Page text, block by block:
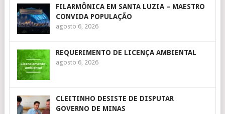
FILARMÔNICA EM SANTA LUZIA – MAESTRO
CONVIDA POPULAÇÃO
agosto 6, 2026
REQUERIMENTO DE LICENÇA AMBIENTAL
agosto 6, 2026
CLEITINHO DESISTE DE DISPUTAR
GOVERNO DE MINAS